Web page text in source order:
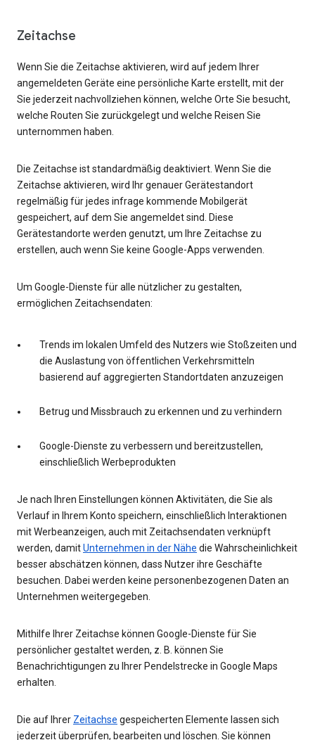
Zeitachse
Wenn Sie die Zeitachse aktivieren, wird auf jedem Ihrer
angemeldeten Geräte eine persönliche Karte erstellt, mit der
Sie jederzeit nachvollziehen können, welche Orte Sie besucht,
welche Routen Sie zurückgelegt und welche Reisen Sie
unternommen haben.
Die Zeitachse ist standardmäßig deaktiviert. Wenn Sie die
Zeitachse aktivieren, wird Ihr genauer Gerätestandort
regelmäßig für jedes infrage kommende Mobilgerät
gespeichert, auf dem Sie angemeldet sind. Diese
Gerätestandorte werden genutzt, um Ihre Zeitachse zu
erstellen, auch wenn Sie keine Google-Apps verwenden.
Um Google-Dienste für alle nützlicher zu gestalten,
ermöglichen Zeitachsendaten:
Trends im lokalen Umfeld des Nutzers wie Stoßzeiten und
die Auslastung von öffentlichen Verkehrsmitteln
basierend auf aggregierten Standortdaten anzuzeigen
Betrug und Missbrauch zu erkennen und zu verhindern
Google-Dienste zu verbessern und bereitzustellen,
einschließlich Werbeprodukten
Je nach Ihren Einstellungen können Aktivitäten, die Sie als
Verlauf in Ihrem Konto speichern, einschließlich Interaktionen
mit Werbeanzeigen, auch mit Zeitachsendaten verknüpft
werden, damitUnternehmen in der Nähe die Wahrscheinlichkeit
besser abschätzen können, dass Nutzer ihre Geschäfte
besuchen. Dabei werden keine personenbezogenen Daten an
Unternehmen weitergegeben.
Mithilfe Ihrer Zeitachse können Google-Dienste für Sie
persönlicher gestaltet werden, z. B. können Sie
Benachrichtigungen zu Ihrer Pendelstrecke in Google Maps
erhalten.
Die auf Ihrer Zeitachse gespeicherten Elemente lassen sich
jederzeit überprüfen, bearbeiten und löschen. Sie können